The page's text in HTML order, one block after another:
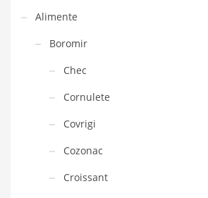
Alimente
Boromir
Chec
Cornulete
Covrigi
Cozonac
Croissant